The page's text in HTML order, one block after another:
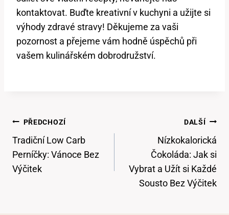
kontaktovat.⁤ Buďte kreativní v kuchyni a​ užijte si
výhody⁢ zdravé stravy! Děkujeme za vaši
pozornost⁤ a přejeme vám hodně úspěchů při
vašem⁤ kulinářském dobrodružství.
Navigace
Pro
Příspěvek
PŘEDCHOZÍ
Tradiční Low Carb
Perníčky: Vánoce Bez
Výčitek
DALŠÍ
Nízkokalorická
Čokoláda: Jak si
Vybrat a Užít si Každé
Sousto Bez Výčitek